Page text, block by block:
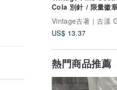
Cola 別針 / 限量徽
可口可樂、Cocacola
US$ 13.37
熱門商品推薦